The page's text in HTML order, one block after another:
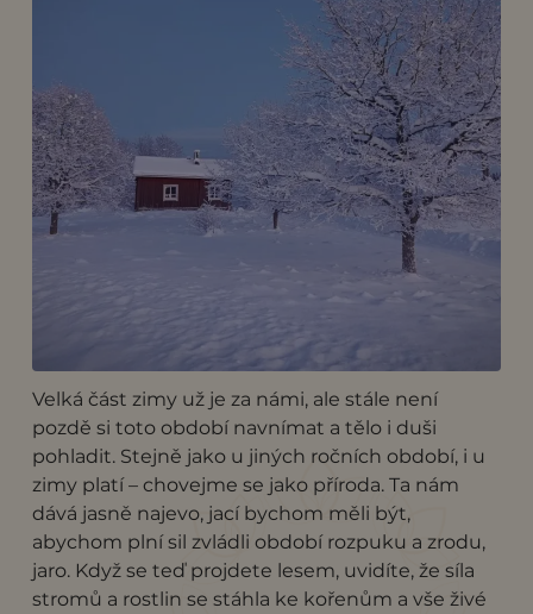
Velká část zimy už je za námi, ale stále není
pozdě si toto období navnímat a tělo i duši
pohladit. Stejně jako u jiných ročních období, i u
zimy platí – chovejme se jako příroda. Ta nám
dává jasně najevo, jací bychom měli být,
abychom plní sil zvládli období rozpuku a zrodu,
jaro. Když se teď projdete lesem, uvidíte, že síla
stromů a rostlin se stáhla ke kořenům a vše živé